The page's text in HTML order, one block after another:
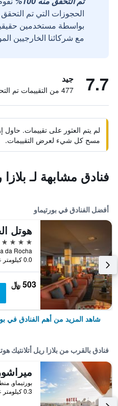
الحجوزات التي تم
مع شركائنا الخارجيين
7.7 جيد
477 من التقييمات تم التحقق منها
لم يتم العثور على تقييمات. حاول
مسح كل شيء لعرض التقييمات.
فنادق مشابهة لـ بلازا
أفضل الفنادق في بورتيماو
5 نجوم
0.0 كيلومتر عن وسط المدينة
503 ﷼
شاهد المزيد من أهم الفنادق في
فنادق بالقرب من بلازا ريل أتلانتيك
بورتيماو,
0.3 كيلومتر عن وسط المدينة